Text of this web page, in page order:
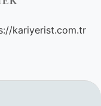
kariyerist.com.tr